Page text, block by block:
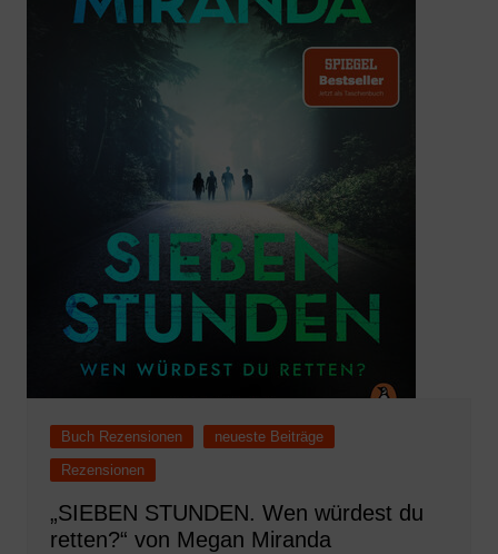
Buch Rezensionen
neueste Beiträge
Rezensionen
„SIEBEN STUNDEN. Wen würdest du
retten?“ von Megan Miranda